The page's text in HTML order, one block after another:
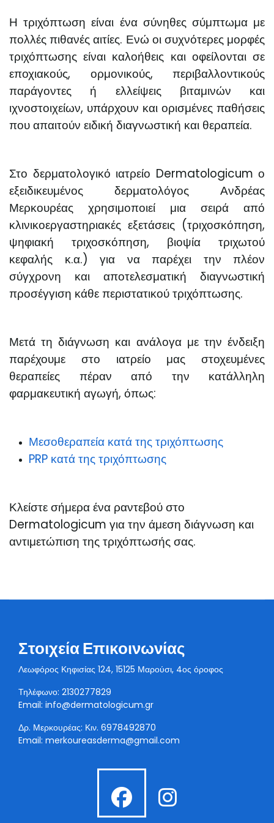
Η τριχόπτωση είναι ένα σύνηθες σύμπτωμα με
πολλές πιθανές αιτίες. Ενώ οι συχνότερες μορφές
τριχόπτωσης είναι καλοήθεις και οφείλονται σε
εποχιακούς, ορμονικούς, περιβαλλοντικούς
παράγοντες ή ελλείψεις βιταμινών και
ιχνοστοιχείων, υπάρχουν και ορισμένες παθήσεις
που απαιτούν ειδική διαγνωστική και θεραπεία.
Στο δερματολογικό ιατρείο Dermatologicum ο
εξειδικευμένος δερματολόγος Ανδρέας
Μερκουρέας χρησιμοποιεί μια σειρά από
κλινικοεργαστηριακές εξετάσεις (τριχοσκόπηση,
ψηφιακή τριχοσκόπηση, βιοψία τριχωτού
κεφαλής κ.α.) για να παρέχει την πλέον
σύγχρονη και αποτελεσματική διαγνωστική
προσέγγιση κάθε περιστατικού τριχόπτωσης.
Μετά τη διάγνωση και ανάλογα με την ένδειξη
παρέχουμε στο ιατρείο μας στοχευμένες
θεραπείες πέραν από την κατάλληλη
φαρμακευτική αγωγή, όπως:
Μεσοθεραπεία κατά της τριχόπτωσης
PRP κατά της τριχόπτωσης
Κλείστε σήμερα ένα ραντεβού στο
Dermatologicum για την άμεση διάγνωση και
αντιμετώπιση της τριχόπτωσής σας.
Στοιχεία Επικοινωνίας
Λεωφόρος Κηφισίας 124, 15125 Μαρούσι, 4ος όροφος
Τηλέφωνο: 2130277829
Email: info@dermatologicum.gr
Δρ. Μερκουρέας: Κιν. 6978492870
Email: merkoureasderma@gmail.com
fab fab